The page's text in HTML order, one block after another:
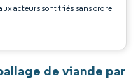
acteurs sont triés sans ordre
de viande par